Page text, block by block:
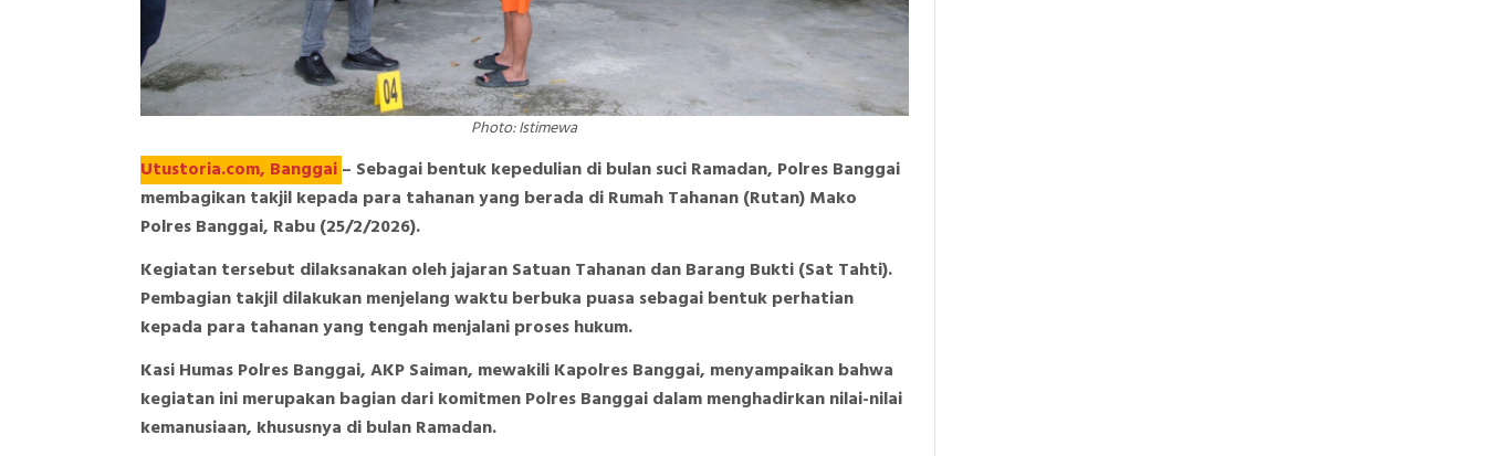
Photo: Istimewa
Utustoria.com, Banggai– Sebagai bentuk kepedulian di bulan suci Ramadan, Polres Banggai
membagikan takjil kepada para tahanan yang berada di Rumah Tahanan (Rutan) Mako
Polres Banggai, Rabu (25/2/2026).
Kegiatan tersebut dilaksanakan oleh jajaran Satuan Tahanan dan Barang Bukti (Sat Tahti).
Pembagian takjil dilakukan menjelang waktu berbuka puasa sebagai bentuk perhatian
kepada para tahanan yang tengah menjalani proses hukum.
Kasi Humas Polres Banggai, AKP Saiman, mewakili Kapolres Banggai, menyampaikan bahwa
kegiatan ini merupakan bagian dari komitmen Polres Banggai dalam menghadirkan nilai-nilai
kemanusiaan, khususnya di bulan Ramadan.